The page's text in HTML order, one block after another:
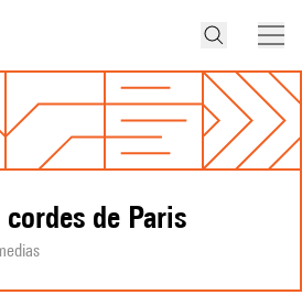
de Paris